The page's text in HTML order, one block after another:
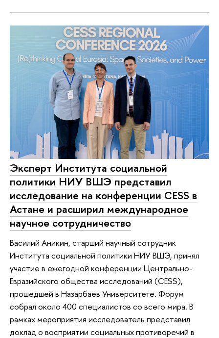
Эксперт Института социальной
политики НИУ ВШЭ представил
исследование на конференции CESS в
Астане и расширил международное
научное сотрудничество
Василий Аникин, старший научный сотрудник
Института социальной политики НИУ ВШЭ, принял
участие в ежегодной конференции Центрально-
Евразийского общества исследований (CESS),
прошедшей в Назарбаев Университете. Форум
собрал около 400 специалистов со всего мира. В
рамках мероприятия исследователь представил
доклад о восприятии социальных противоречий в